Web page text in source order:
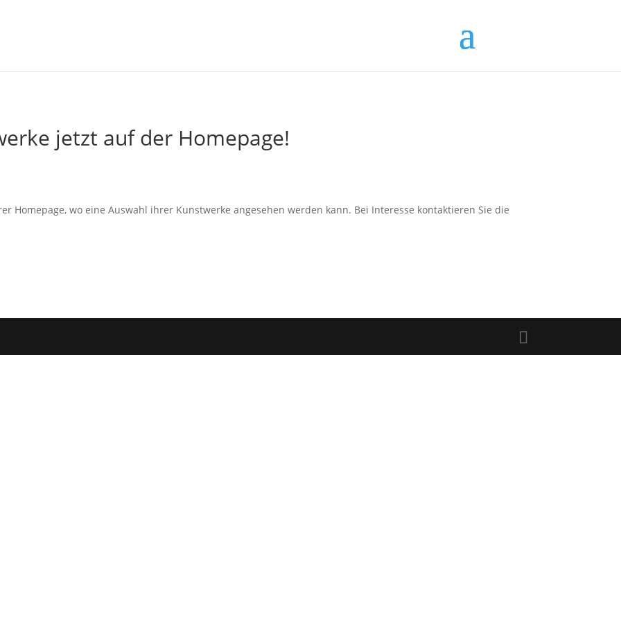
jetzt auf der Homepage!
Homepage, wo eine Auswahl ihrer Kunstwerke angesehen werden kann. Bei Interesse kontaktieren Sie die